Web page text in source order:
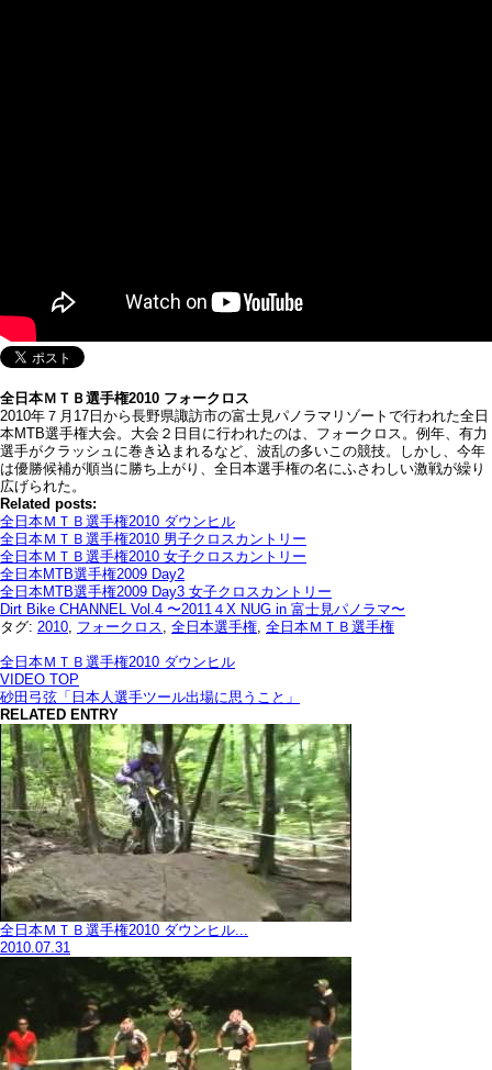
全日本ＭＴＢ選手権2010 フォークロス
2010年７月17日から長野県諏訪市の富士見パノラマリゾートで行われた全日
本MTB選手権大会。大会２日目に行われたのは、フォークロス。例年、有力
選手がクラッシュに巻き込まれるなど、波乱の多いこの競技。しかし、今年
は優勝候補が順当に勝ち上がり、全日本選手権の名にふさわしい激戦が繰り
広げられた。
Related posts:
全日本ＭＴＢ選手権2010 ダウンヒル
全日本ＭＴＢ選手権2010 男子クロスカントリー
全日本ＭＴＢ選手権2010 女子クロスカントリー
全日本MTB選手権2009 Day2
全日本MTB選手権2009 Day3 女子クロスカントリー
Dirt Bike CHANNEL Vol.4 〜2011４X NUG in 富士見パノラマ〜
タグ: 2010, フォークロス, 全日本選手権, 全日本ＭＴＢ選手権
全日本ＭＴＢ選手権2010 ダウンヒル
VIDEO TOP
砂田弓弦「日本人選手ツール出場に思うこと」
RELATED ENTRY
全日本ＭＴＢ選手権2010 ダウンヒル...
2010.07.31